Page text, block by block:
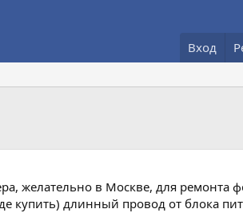
Вход
желательно в Москве, для ремонта
купить) длинный провод от блока